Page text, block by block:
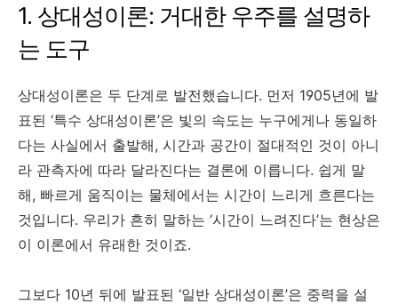
1. 상대성이론: 거대한 우주를 설명하
는 도구
상대성이론은 두 단계로 발전했습니다. 먼저 1905년에 발
표된 ‘특수 상대성이론’은 빛의 속도는 누구에게나 동일하
다는 사실에서 출발해, 시간과 공간이 절대적인 것이 아니
라 관측자에 따라 달라진다는 결론에 이릅니다. 쉽게 말
해, 빠르게 움직이는 물체에서는 시간이 느리게 흐른다는
것입니다. 우리가 흔히 말하는 ‘시간이 느려진다’는 현상은
이 이론에서 유래한 것이죠.
그보다 10년 뒤에 발표된 ‘일반 상대성이론’은 중력을 설